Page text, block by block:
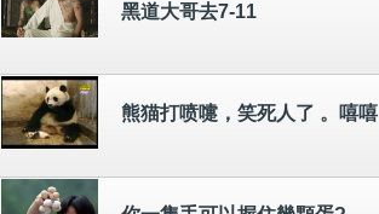
黑道大哥去7-11
熊猫打喷嚏，笑死人了 。嘻嘻